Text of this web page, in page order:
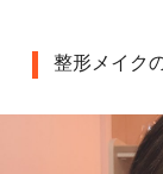
整形メイク